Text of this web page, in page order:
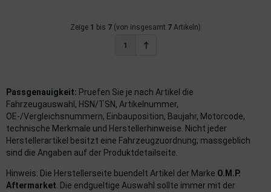
Zeige 1 bis 7 (von insgesamt 7 Artikeln)
1
Passgenauigkeit: Pruefen Sie je nach Artikel die
Fahrzeugauswahl, HSN/TSN, Artikelnummer,
OE-/Vergleichsnummern, Einbauposition, Baujahr, Motorcode,
technische Merkmale und Herstellerhinweise. Nicht jeder
Herstellerartikel besitzt eine Fahrzeugzuordnung; massgeblich
sind die Angaben auf der Produktdetailseite.
Hinweis: Die Herstellerseite buendelt Artikel der Marke O.M.P.
Aftermarket . Die endgueltige Auswahl sollte immer mit der